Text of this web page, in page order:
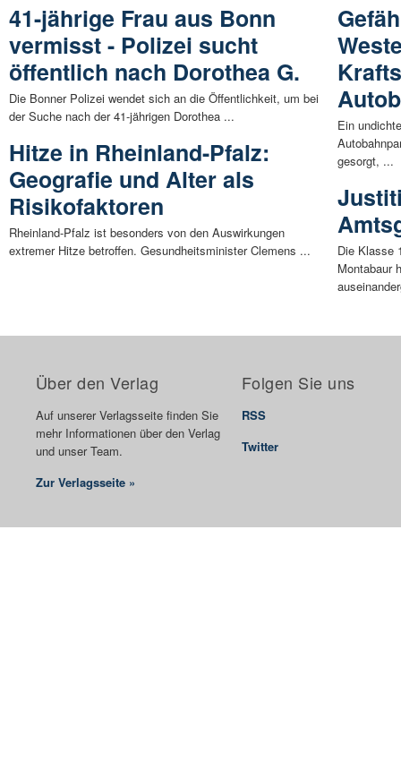
41-jährige Frau aus Bonn
vermisst - Polizei sucht
öffentlich nach Dorothea G.
Die Bonner Polizei wendet sich an die Öffentlichkeit, um bei
der Suche nach der 41-jährigen Dorothea ...
Hitze in Rheinland-Pfalz:
Geografie und Alter als
Risikofaktoren
Rheinland-Pfalz ist besonders von den Auswirkungen
extremer Hitze betroffen. Gesundheitsminister Clemens ...
Ein
gesorgt, ...
Die Klasse
Montabaur
Über den Verlag
Auf unserer Verlagsseite finden Sie
mehr Informationen über den Verlag
und unser Team.
Zur Verlagsseite »
Folgen Sie uns
RSS
Twitter